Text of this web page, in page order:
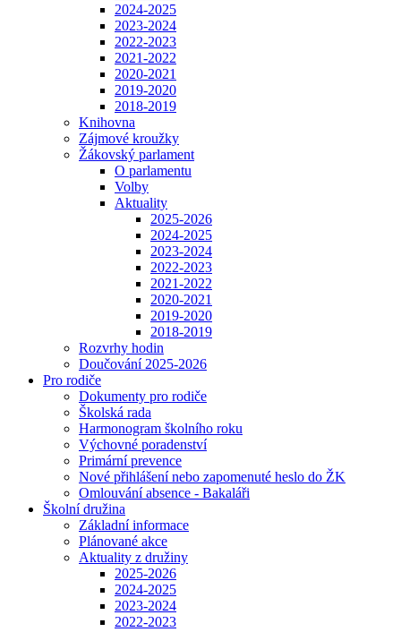
2024-2025
2023-2024
2022-2023
2021-2022
2020-2021
2019-2020
2018-2019
Knihovna
Zájmové kroužky
Žákovský parlament
O parlamentu
Volby
Aktuality
2025-2026
2024-2025
2023-2024
2022-2023
2021-2022
2020-2021
2019-2020
2018-2019
Rozvrhy hodin
Doučování 2025-2026
Pro rodiče
Dokumenty pro rodiče
Školská rada
Harmonogram školního roku
Výchovné poradenství
Primární prevence
Nové přihlášení nebo zapomenuté heslo do ŽK
Omlouvání absence - Bakaláři
Školní družina
Základní informace
Plánované akce
Aktuality z družiny
2025-2026
2024-2025
2023-2024
2022-2023